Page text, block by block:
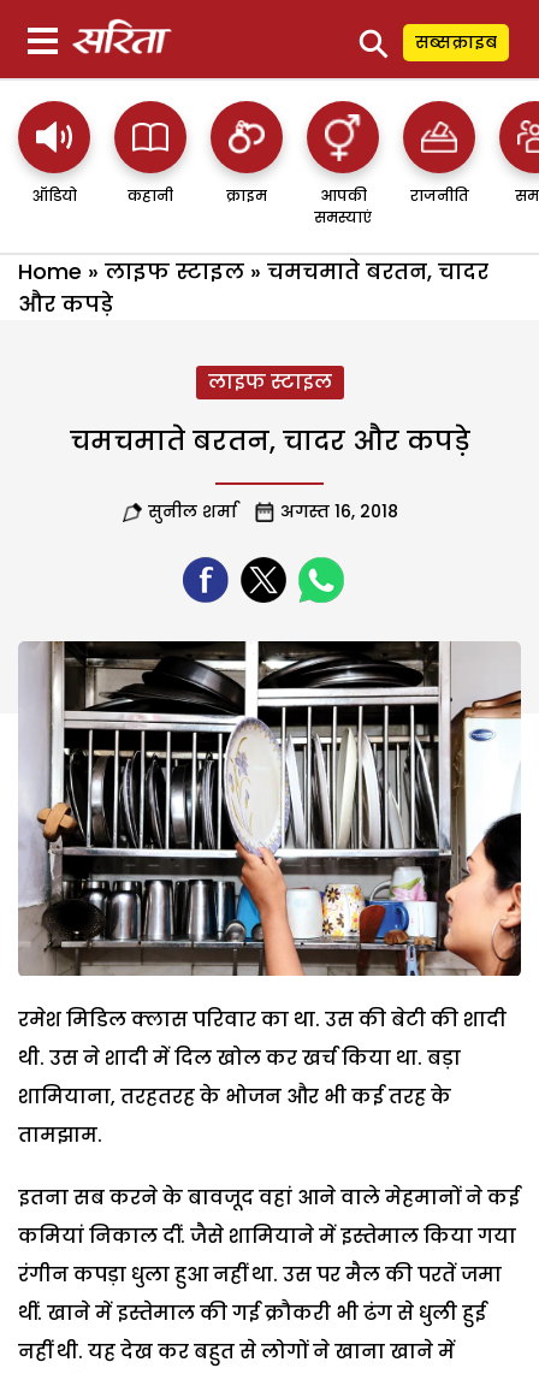
⚲ सब्सक्राइब
ऑडियो कहानी क्राइम
आपकी
समस्याएं
राजनीति
Home » लाइफ स्टाइल » चमचमाते बरतन, चादर
और कपड़े
लाइफ स्टाइल
चमचमाते बरतन, चादर और कपड़े
सुनील शर्मा अगस्त 16, 2018
रमेश मिडिल क्लास परिवार का था. उस की बेटी की शादी
थी. उस ने शादी में दिल खोल कर खर्च किया था. बड़ा
शामियाना, तरहतरह के भोजन और भी कई तरह के
तामझाम.
इतना सब करने के बावजूद वहां आने वाले मेहमानों ने कई
कमियां निकाल दीं. जैसे शामियाने में इस्तेमाल किया गया
रंगीन कपड़ा धुला हुआ नहीं था. उस पर मैल की परतें जमा
थीं. खाने में इस्तेमाल की गई क्रौकरी भी ढंग से धुली हुई
नहीं थी. यह देख कर बहुत से लोगों ने खाना खाने में